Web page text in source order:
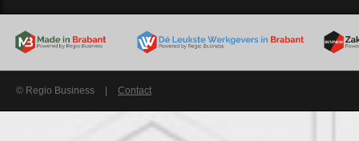
© Regio Business Contact